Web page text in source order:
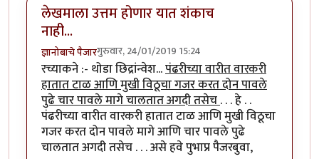
लेखमाला उत्तम होणार यात शंकाच
नाही...
ज्ञानोबाचे पैजारगुरुवार, 24/01/2019 15:24
रच्याकने :- थोडा छिद्रांन्वेश...पंढरीच्या वारीत वारकरी
हातात टाळ आणि मुखी विठूचा गजर करत दोन पावले
पुढे चार पावले मागे चालतात अगदी तसेच. . . हे . .
पंढरीच्या वारीत वारकरी हातात टाळ आणि मुखी विठूचा
गजर करत दोन पावले मागे आणि चार पावले पुढे
चालतात अगदी तसेच . . . असे हवे पुभाप्र पैजरबुवा,